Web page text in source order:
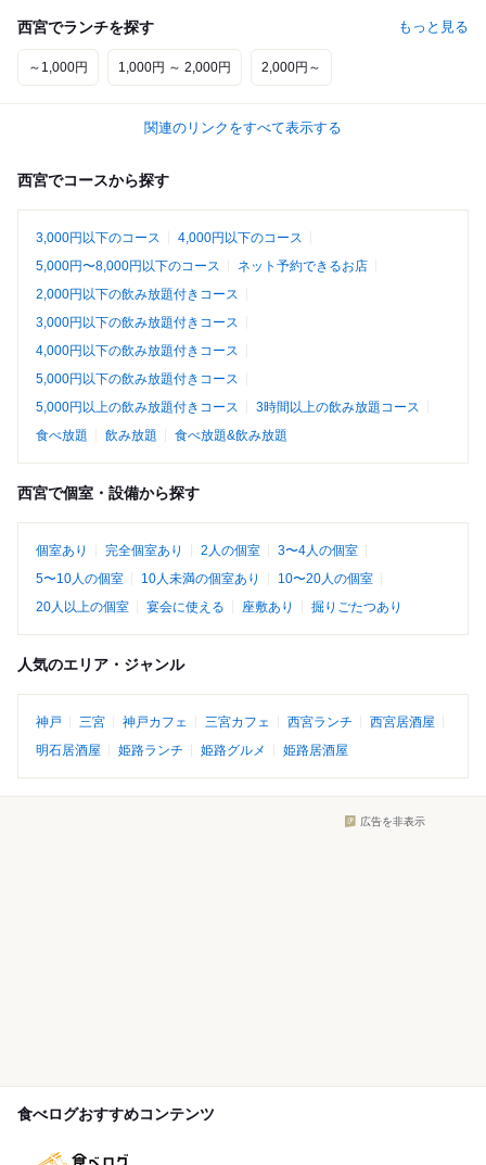
西宮でランチを探す もっと見る
～1,000円 1,000円 ～ 2,000円 2,000円～
関連のリンクをすべて表示する
西宮でコースから探す
3,000円以下のコース
4,000円以下のコース
5,000円〜8,000円以下のコース
ネット予約できるお店
2,000円以下の飲み放題付きコース
3,000円以下の飲み放題付きコース
4,000円以下の飲み放題付きコース
5,000円以下の飲み放題付きコース
5,000円以上の飲み放題付きコース
3時間以上の飲み放題コース
食べ放題
飲み放題 食べ放題&飲み放題
西宮で個室・設備から探す
個室あり 完全個室あり 2人の個室
3〜4人の個室
5〜10人の個室
10人未満の個室あり
10〜20人の個室
20人以上の個室
宴会に使える 座敷あり 掘りごたつあり
人気のエリア・ジャンル
神戸 三宮 神戸カフェ 三宮カフェ 西宮ランチ
西宮居酒屋
明石居酒屋
姫路ランチ 姫路グルメ 姫路居酒屋
広告を非表示
食べログおすすめコンテンツ